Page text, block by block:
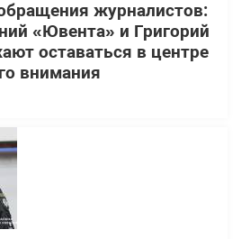
журналистов:
«Ювента» и Григорий
оставаться в центре
внимания